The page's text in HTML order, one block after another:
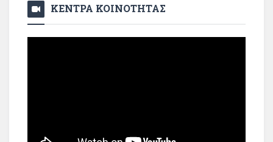
ΚΕΝΤΡΑ ΚΟΙΝΟΤΗΤΑΣ